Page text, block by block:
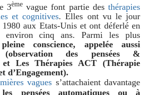
3èmevague font partie des thérapies
et cognitives. Elles ont vu le jour
1980 aux Etats-Unis et ont déferlé en
cinq ans. Parmi les plus
conscience, appelée aussi
(observation des pensées &
et Les Thérapies ACT (Thérapie
d’Engagement).
vagues s’attachaient davantage
pensées automatiques ou à